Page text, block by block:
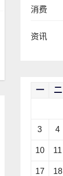
消费
资讯
一 二
3 4
10 11
17 18